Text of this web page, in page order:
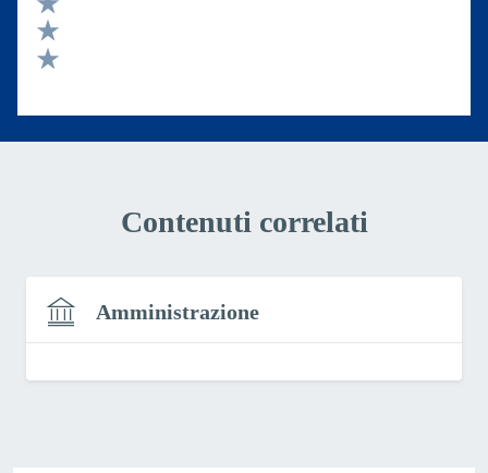
Valuta 3 stelle su 5
Valuta 2 stelle su 5
Contenuti correlati
Amministrazione